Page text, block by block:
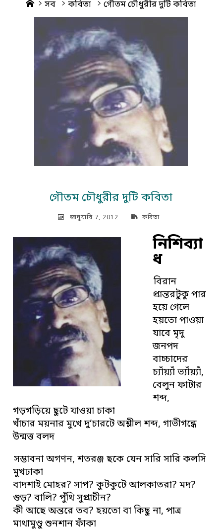
Home
সব কবিতা গৌতম চৌধুরীর দুটি কবিতা
গৌতম চৌধুরীর দুটি কবিতা
জানুয়ারি 7, 2012 কবিতা
নিশিব্যা
ধ
বিরান
প্রান্তরটুকু পার
হয়ে গেলে
হয়তো পাওয়া
যাবে মৃদু
জনপদ
বাচ্চাদের
চ্যাঁয়্যাঁ ভ্যাঁয়্যাঁ,
বেলুন ফাটার
শব্দ,
গড়গড়িয়ে ছুটে যাওয়া চাকা
খাঁচার ময়নার মুখে দু’চারটে অশ্লীল শব্দ, গাভীগন্ধে
উন্মত্ত বলদ
সম্ভাবনা অগণন, শতরঞ্জ ছকে যেন সারি সারি কলসি
মুখঢাকা
বাদশাই মোহর? সাপ? কুটকুটে আলকাতরা? মদ?
গুড়? বালি? পুঁথি সুপ্রাচীন?
কী আছে অন্তরে তব? হয়তো বা কিছু না, পাত্র
মাথামুণ্ডু শুনশান ফাঁকা